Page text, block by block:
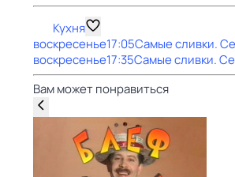
Кухня
воскресенье17:05Самые сливки.
воскресенье17:35Самые сливки.
Вам может понравиться